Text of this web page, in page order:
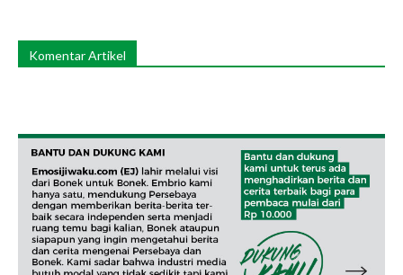
Komentar Artikel